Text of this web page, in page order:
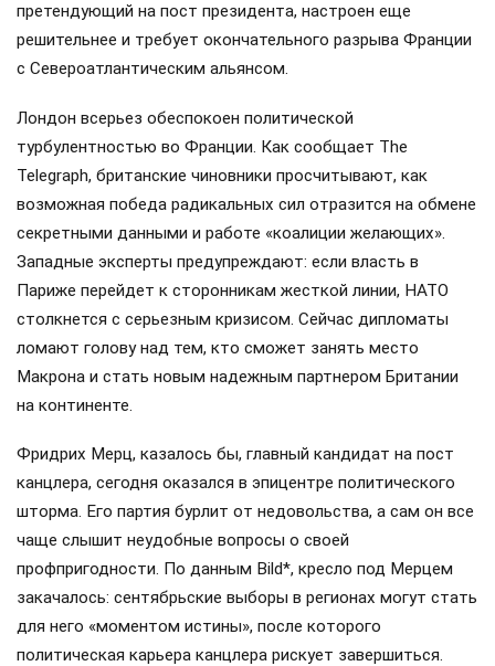
претендующий на пост президента, настроен еще
решительнее и требует окончательного разрыва Франции
с Североатлантическим альянсом.
Лондон всерьез обеспокоен политической
турбулентностью во Франции. Как сообщает The
Telegraph, британские чиновники просчитывают, как
возможная победа радикальных сил отразится на обмене
секретными данными и работе «коалиции желающих».
Западные эксперты предупреждают: если власть в
Париже перейдет к сторонникам жесткой линии, НАТО
столкнется с серьезным кризисом. Сейчас дипломаты
ломают голову над тем, кто сможет занять место
Макрона и стать новым надежным партнером Британии
на континенте.
Фридрих Мерц, казалось бы, главный кандидат на пост
канцлера, сегодня оказался в эпицентре политического
шторма. Его партия бурлит от недовольства, а сам он все
чаще слышит неудобные вопросы о своей
профпригодности. По данным Bild*, кресло под Мерцем
закачалось: сентябрьские выборы в регионах могут стать
для него «моментом истины», после которого
политическая карьера канцлера рискует завершиться.